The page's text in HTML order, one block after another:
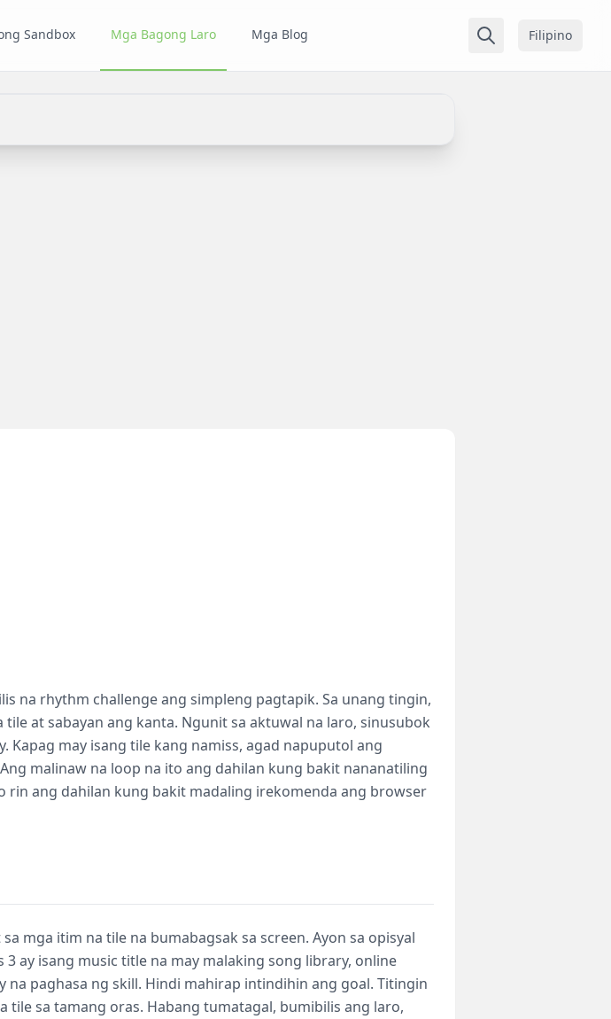
Sandbox Mga Bagong Laro Mga Blog Filipino
na rhythm challenge ang simpleng pagtapik. Sa unang tingin,
at sabayan ang kanta. Ngunit sa aktuwal na laro, sinusubok
Kapag may isang tile kang namiss, agad napuputol ang
malinaw na loop na ito ang dahilan kung bakit nananatiling
rin ang dahilan kung bakit madaling irekomenda ang browser
mga itim na tile na bumabagsak sa screen. Ayon sa opisyal
ay isang music title na may malaking song library, online
paghasa ng skill. Hindi mahirap intindihin ang goal. Titingin
tile sa tamang oras. Habang tumatagal, bumibilis ang laro,